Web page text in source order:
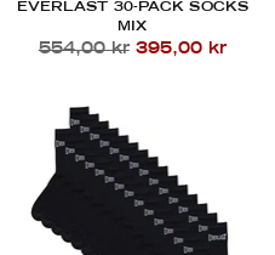
EVERLAST 30-PACK SOCKS
MIX
Regular
554,00 kr 395,00 kr